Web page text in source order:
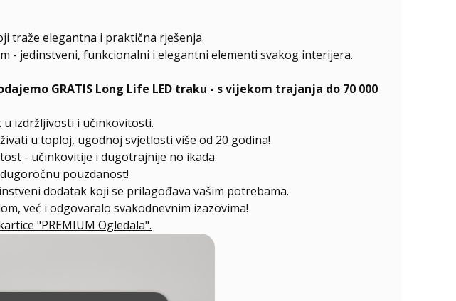
traže elegantna i praktična rješenja.
- jedinstveni, funkcionalni i elegantni elementi svakog interijera.
GRATIS Long Life LED traku - s vijekom trajanja do 70 000
u izdržljivosti i učinkovitosti.
u toploj, ugodnoj svjetlosti više od 20 godina!
- učinkovitije i dugotrajnije no ikada.
pouzdanost!
dodatak koji se prilagođava vašim potrebama.
već i odgovaralo svakodnevnim izazovima!
"PREMIUM Ogledala".